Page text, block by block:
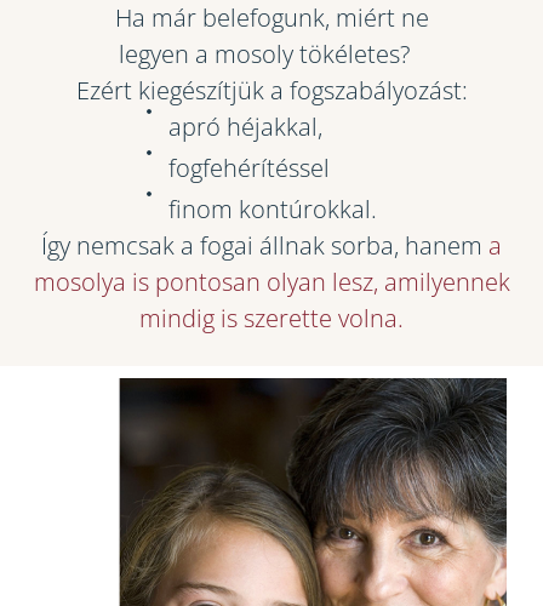
Ha már belefogunk, miért ne
legyen a mosoly tökéletes?
Ezért kiegészítjük a fogszabályozást:
apró héjakkal,
fogfehérítéssel
finom kontúrokkal.
Így nemcsak a fogai állnak sorba, hanem a
mosolya is pontosan olyan lesz, amilyennek
mindig is szerette volna.